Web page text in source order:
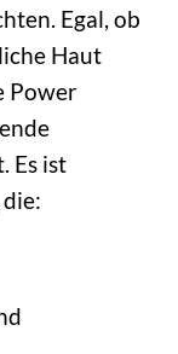
Egal, ob
Haut
Power
Es ist